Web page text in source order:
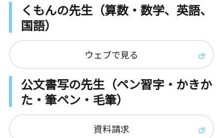
くもんの先生（算数・数学、英語、
国語）
ウェブで見る
公文書写の先生（ペン習字・かきか
た・筆ペン・毛筆）
資料請求